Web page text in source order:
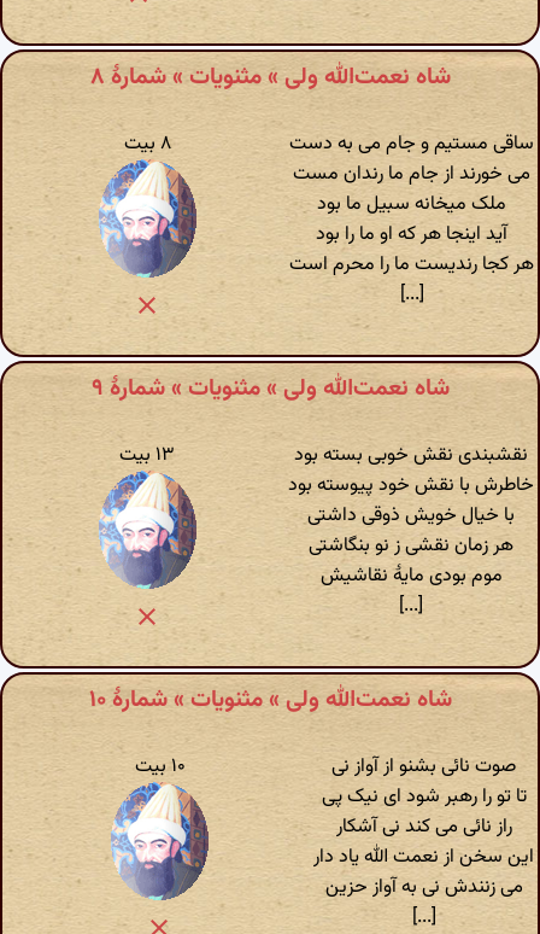
شاه نعمت‌الله ولی » مثنویات » شمارهٔ ۸
ساقی مستیم و جام می به دست
می خورند از جام ما رندان مست
ملک میخانه سبیل ما بود
آید اینجا هر که او ما را بود
هر کجا رندیست ما را محرم است
[...]
۸ بیت
شاه نعمت‌الله ولی » مثنویات » شمارهٔ ۹
نقشبندی نقش خوبی بسته بود
خاطرش با نقش خود پیوسته بود
با خیال خویش ذوقی داشتی
هر زمان نقشی ز نو بنگاشتی
موم بودی مایهٔ نقاشیش
[...]
۱۳ بیت
شاه نعمت‌الله ولی » مثنویات » شمارهٔ ۱۰
صوت نائی بشنو از آواز نی
تا تو را رهبر شود ای نیک پی
راز نائی می کند نی آشکار
این سخن از نعمت الله یاد دار
می زنندش نی به آواز حزین
[...]
۱۰ بیت